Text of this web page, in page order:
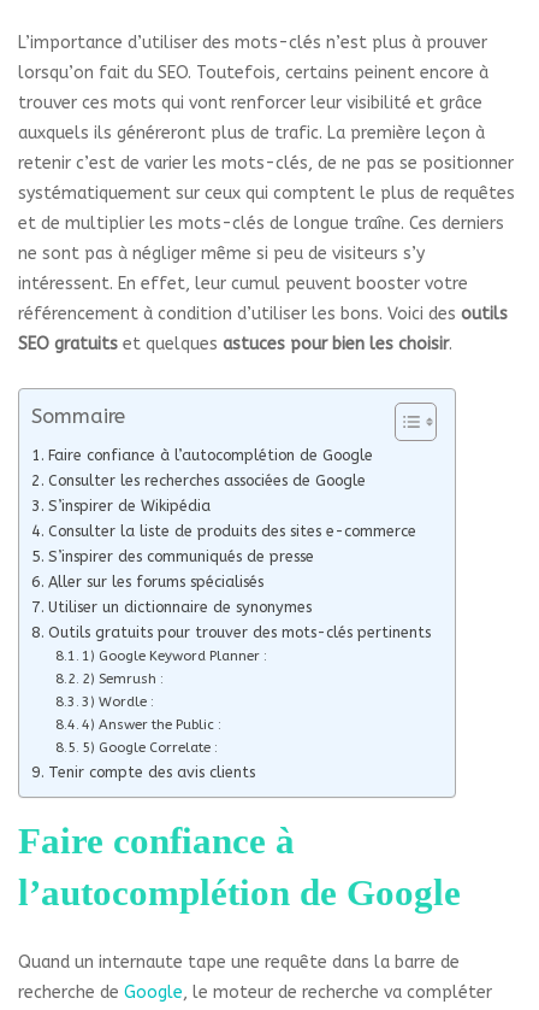
L’importance d’utiliser des mots-clés n’est plus à prouver
lorsqu’on fait du SEO. Toutefois, certains peinent encore à
trouver ces mots qui vont renforcer leur visibilité et grâce
auxquels ils généreront plus de trafic. La première leçon à
retenir c’est de varier les mots-clés, de ne pas se positionner
systématiquement sur ceux qui comptent le plus de requêtes
et de multiplier les mots-clés de longue traîne. Ces derniers
ne sont pas à négliger même si peu de visiteurs s’y
intéressent. En effet, leur cumul peuvent booster votre
référencement à condition d’utiliser les bons. Voici des outils
SEO gratuits et quelques astuces pour bien les choisir.
Sommaire
Faire confiance à l’autocomplétion de Google
Consulter les recherches associées de Google
S’inspirer de Wikipédia
Consulter la liste de produits des sites e-commerce
S’inspirer des communiqués de presse
Aller sur les forums spécialisés
Utiliser un dictionnaire de synonymes
Outils gratuits pour trouver des mots-clés pertinents
1) Google Keyword Planner :
2) Semrush :
3) Wordle :
4) Answer the Public :
5) Google Correlate :
Tenir compte des avis clients
Faire confiance à
l’autocomplétion de Google
Quand un internaute tape une requête dans la barre de
recherche de Google, le moteur de recherche va compléter